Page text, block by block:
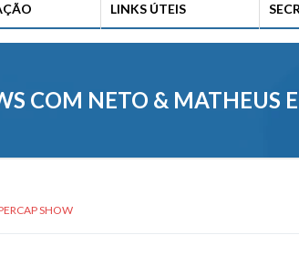
LINKS ÚTEIS
COM NETO & MATHEUS
SHOW